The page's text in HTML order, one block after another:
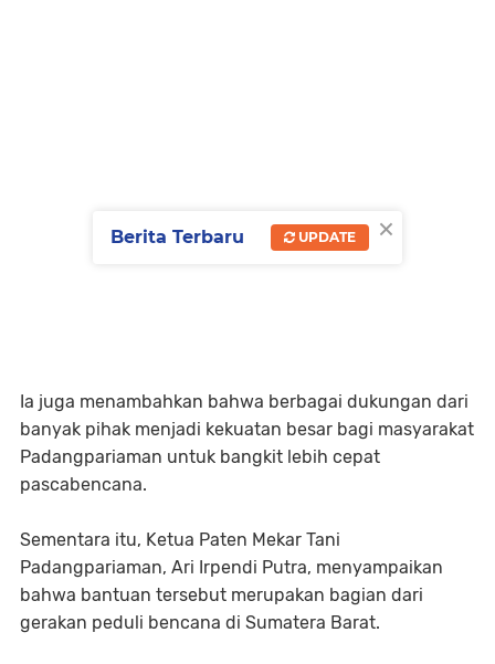
Ia juga menambahkan bahwa berbagai dukungan dari
banyak pihak menjadi kekuatan besar bagi masyarakat
Padangpariaman untuk bangkit lebih cepat
pascabencana.
Sementara itu, Ketua Paten Mekar Tani
Padangpariaman, Ari Irpendi Putra, menyampaikan
bahwa bantuan tersebut merupakan bagian dari
gerakan peduli bencana di Sumatera Barat.
×
Berita Terbaru UPDATE